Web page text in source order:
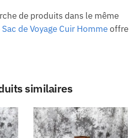
de produits dans le même
Sac de Voyage Cuir Hommeoffre
similaires